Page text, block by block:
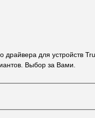
драйвера для устройств
Выбор за Вами.